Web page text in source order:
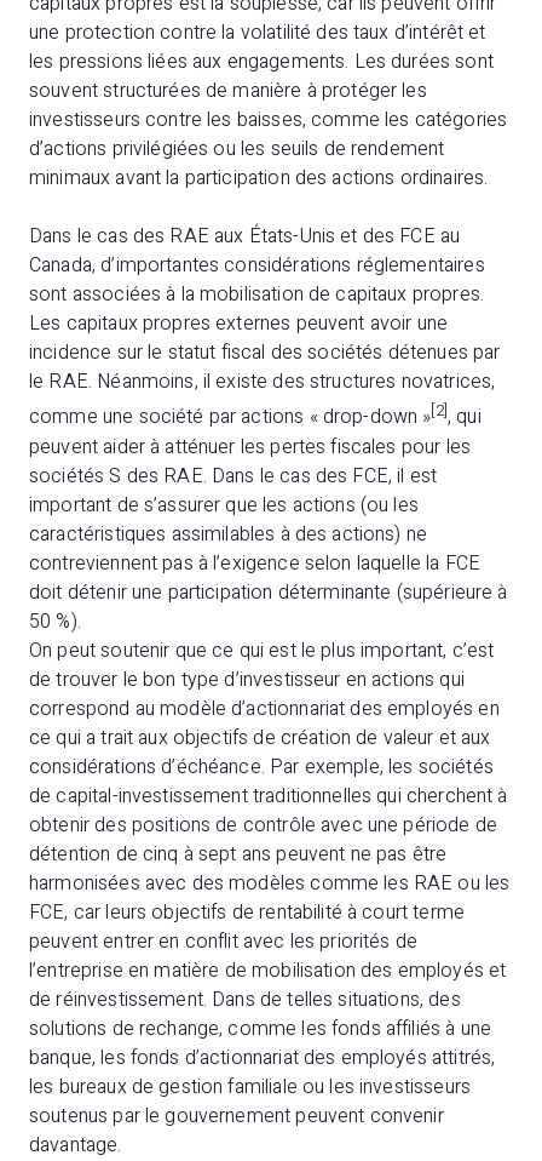
une protection contre la volatilité des taux d’intérêt et
les pressions liées aux engagements. Les durées sont
souvent structurées de manière à protéger les
investisseurs contre les baisses, comme les catégories
d’actions privilégiées ou les seuils de rendement
minimaux avant la participation des actions ordinaires.
Dans le cas des RAE aux États-Unis et des FCE au
Canada, d’importantes considérations réglementaires
sont associées à la mobilisation de capitaux propres.
Les capitaux propres externes peuvent avoir une
incidence sur le statut fiscal des sociétés détenues par
le RAE. Néanmoins, il existe des structures novatrices,
comme une société par actions « drop-down »[2], qui
peuvent aider à atténuer les pertes fiscales pour les
sociétés S des RAE. Dans le cas des FCE, il est
important de s’assurer que les actions (ou les
caractéristiques assimilables à des actions) ne
contreviennent pas à l’exigence selon laquelle la FCE
doit détenir une participation déterminante (supérieure à
50 %).
On peut soutenir que ce qui est le plus important, c’est
de trouver le bon type d’investisseur en actions qui
correspond au modèle d’actionnariat des employés en
ce qui a trait aux objectifs de création de valeur et aux
considérations d’échéance. Par exemple, les sociétés
de capital-investissement traditionnelles qui cherchent à
obtenir des positions de contrôle avec une période de
détention de cinq à sept ans peuvent ne pas être
harmonisées avec des modèles comme les RAE ou les
FCE, car leurs objectifs de rentabilité à court terme
peuvent entrer en conflit avec les priorités de
l’entreprise en matière de mobilisation des employés et
de réinvestissement. Dans de telles situations, des
solutions de rechange, comme les fonds affiliés à une
banque, les fonds d’actionnariat des employés attitrés,
les bureaux de gestion familiale ou les investisseurs
soutenus par le gouvernement peuvent convenir
davantage.